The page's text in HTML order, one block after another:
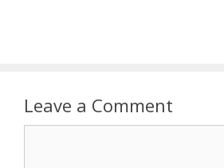
Leave a Comment